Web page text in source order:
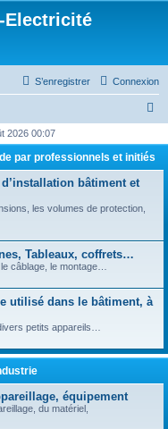
Electricité
Connexion
S’enregistrer
h
2026 00:07
par professionnels et initiés
bâtiment et
les volumes de protection,
Tableaux, coffrets…
câblage, le montage…
utilisé dans le bâtiment, à
petits appareils…
équipement
du matériel,